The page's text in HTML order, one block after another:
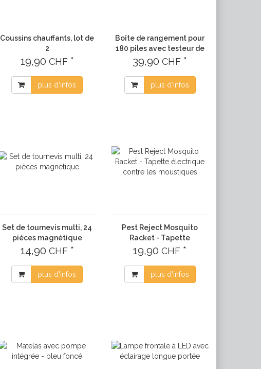
Coussins chauffants, lot de
2
19,90 CHF *
plus d'infos
Boîte de rangement pour
180 piles avec testeur de
piles
39,90CHF *
plus d'infos
Set de tournevis multi, 24
pièces magnétique
14,90 CHF *
plus d'infos
Pest Reject Mosquito
Racket - Tapette
électrique contre les
moustiques
19,90CHF *
plus d'infos